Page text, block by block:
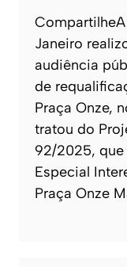
Janeiro
audiência
de
Praça Onze,
tratou do
92/2025,
Especial
Praça Onze